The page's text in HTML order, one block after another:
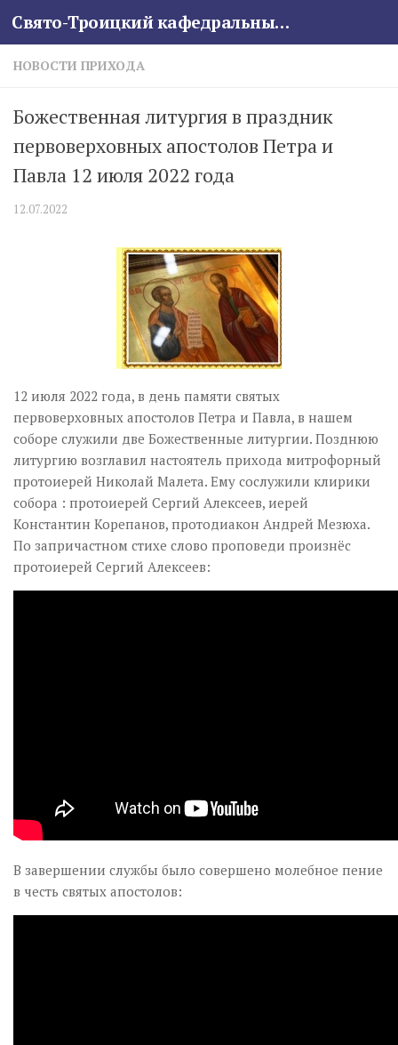
Skip to content Свято-Троицкий кафедральный собор
НОВОСТИ ПРИХОДА
Божественная литургия в праздник
первоверховных апостолов Петра и
Павла 12 июля 2022 года
12.07.2022
12 июля 2022 года, в день памяти святых
первоверховных апостолов Петра и Павла, в нашем
соборе служили две Божественные литургии. Позднюю
литургию возглавил настоятель прихода митрофорный
протоиерей Николай Малета. Ему сослужили клирики
собора : протоиерей Сергий Алексеев, иерей
Константин Корепанов, протодиакон Андрей Мезюха.
По запричастном стихе слово проповеди произнёс
протоиерей Сергий Алексеев:
В завершении службы было совершено молебное пение
в честь святых апостолов: